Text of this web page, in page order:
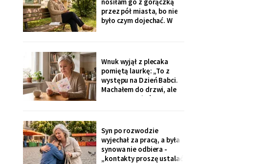
i usłyszałam, że „trzeba
było sobie
przez pół miasta, bo nie
było czym dojechać. W
prześwietlenie biodra.
„Mamo, od tego jest
teraz taksówka dla
seniorów, zamów sobie".
Zamówiłam - kierowca
Wnuk wyjął z plecaka
pomiętą laurkę: „To z
występu na Dzień Babci.
Machałem do drzwi, ale
nie przyszłaś". Żadnego
przekazuje je przez
rodziców. Córka
wzruszyła ramionami:
„No zapomniałam, mamo,
Syn po rozwodzie
wyjechał za pracą, a była
synowa nie odbiera -
„kontakty proszę ustalać